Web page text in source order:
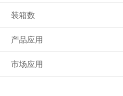
装箱数
产品应用
市场应用